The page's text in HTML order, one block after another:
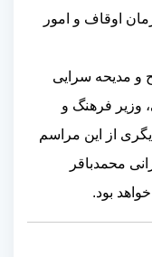
اوقاف و امور
و مدیحه سرایی
وزیر فرهنگ و
ساعت 16:22 بخش دیگری از این مراسم
محمدباقر
بود.